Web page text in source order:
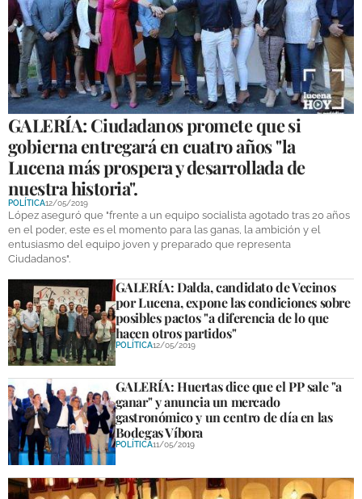
GALERÍA: Ciudadanos promete que si
gobierna entregará en cuatro años "la
Lucena más prospera y desarrollada de
nuestra historia".
POLÍTICA12/05/2019
López aseguró que "frente a un equipo socialista agotado tras 20 años
en el poder, este es el momento para las ganas, la ambición y el
entusiasmo del equipo joven y preparado que representa
Ciudadanos".
GALERÍA: Dalda, candidato de Vecinos
por Lucena, expone las condiciones sobre
posibles pactos "a diferencia de lo que
hacen otros partidos"
POLÍTICA12/05/2019
GALERÍA: Huertas dice que el PP sale "a
ganar" y anuncia un mercado
gastronómico y un centro de día en las
Bodegas Víbora
POLÍTICA11/05/2019